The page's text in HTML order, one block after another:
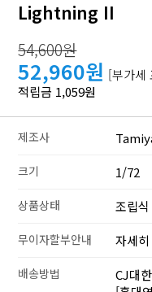
Lightning II
54,600원
52,960원 [부가세
적립금 1,059원
제조사
크기 1/72
상품상태 조립식
무이자할부안내 자세
배송방법
CJ대